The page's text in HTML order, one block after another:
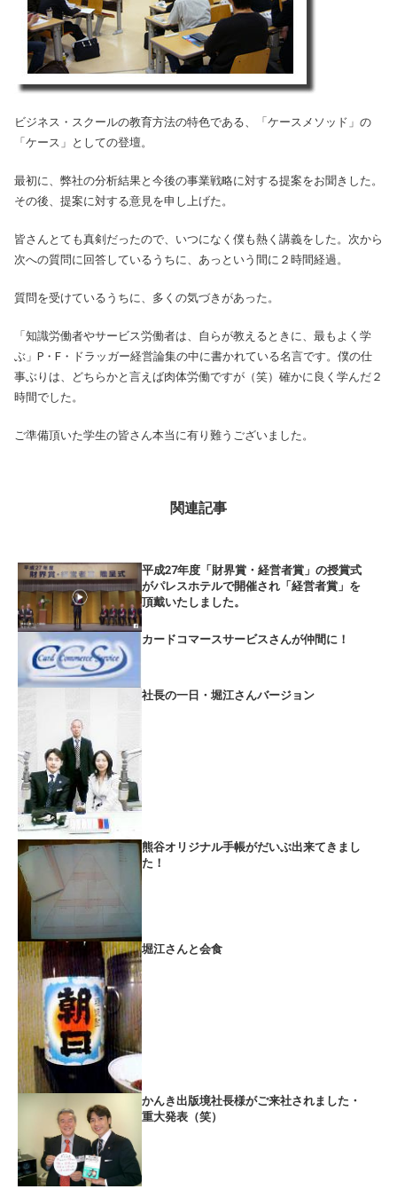
ビジネス・スクールの教育方法の特色である、「ケースメソッド」の
「ケース」としての登壇。
最初に、弊社の分析結果と今後の事業戦略に対する提案をお聞きした。
その後、提案に対する意見を申し上げた。
皆さんとても真剣だったので、いつになく僕も熱く講義をした。次から
次への質問に回答しているうちに、あっという間に２時間経過。
質問を受けているうちに、多くの気づきがあった。
「知識労働者やサービス労働者は、自らが教えるときに、最もよく学
ぶ」P・F・ドラッガー経営論集の中に書かれている名言です。僕の仕
事ぶりは、どちらかと言えば肉体労働ですが（笑）確かに良く学んだ２
時間でした。
ご準備頂いた学生の皆さん本当に有り難うございました。
関連記事
平成27年度「財界賞・経営者賞」の授賞式
がパレスホテルで開催され「経営者賞」を
頂戴いたしました。
カードコマースサービスさんが仲間に！
社長の一日・堀江さんバージョン
熊谷オリジナル手帳がだいぶ出来てきまし
た！
堀江さんと会食
かんき出版境社長様がご来社されました・
重大発表（笑）